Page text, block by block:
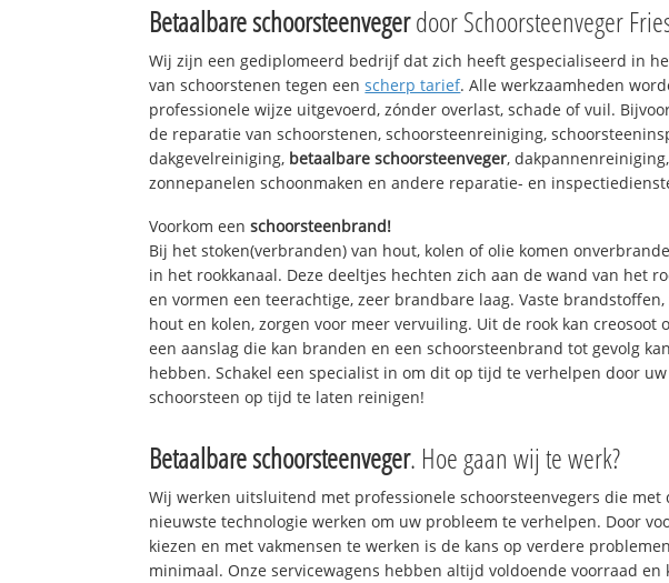
Betaalbare schoorsteenvegerdoor Schoorsteenveger
Wij zijn een gediplomeerd bedrijf dat zich heeft gespecialiseerd in
van schoorstenen tegen eenscherp tarief. Alle werkzaamheden
professionele wijze uitgevoerd, zónder overlast, schade of vuil.
de reparatie van schoorstenen, schoorsteenreiniging,
dakgevelreiniging, betaalbare schoorsteenveger, dakpannenreiniging,
zonnepanelen schoonmaken en andere reparatie- en
Voorkom eenschoorsteenbrand!
Bij het stoken(verbranden) van hout, kolen of olie komen
in het rookkanaal. Deze deeltjes hechten zich aan de wand van het
en vormen een teerachtige, zeer brandbare laag. Vaste brandstoffen,
hout en kolen, zorgen voor meer vervuiling. Uit de rook kan creosoot
een aanslag die kan branden en een schoorsteenbrand tot gevolg kan
hebben. Schakel een specialist in om dit op tijd te verhelpen door uw
schoorsteen op tijd te laten reinigen!
Betaalbare schoorsteenveger. Hoe gaan wij te werk?
Wij werken uitsluitend met professionele schoorsteenvegers die met
nieuwste technologie werken om uw probleem te verhelpen. Door
kiezen en met vakmensen te werken is de kans op verdere problemen
minimaal. Onze servicewagens hebben altijd voldoende voorraad en